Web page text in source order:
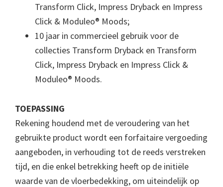
Transform Click, Impress Dryback en Impress
Click & Moduleo® Moods;
10 jaar in commercieel gebruik voor de
collecties Transform Dryback en Transform
Click, Impress Dryback en Impress Click &
Moduleo® Moods.
TOEPASSING
Rekening houdend met de veroudering van het
gebruikte product wordt een forfaitaire vergoeding
aangeboden, in verhouding tot de reeds verstreken
tijd, en die enkel betrekking heeft op de initiële
waarde van de vloerbedekking, om uiteindelijk op